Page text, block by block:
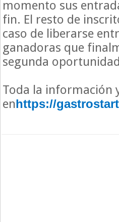
momento sus
fin. El resto de
caso de liberarse
ganadoras que
segunda
Toda la información
enhttps://